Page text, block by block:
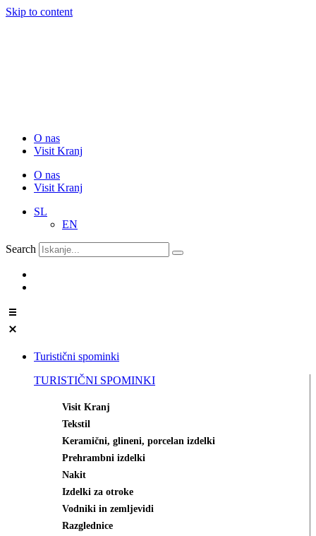
Skip to content
O nas
Visit Kranj
O nas
Visit Kranj
SL
EN
Search
Turistični spominki
TURISTIČNI SPOMINKI
Visit Kranj
Tekstil
Keramični, glineni, porcelan izdelki
Prehrambni izdelki
Nakit
Izdelki za otroke
Vodniki in zemljevidi
Razglednice